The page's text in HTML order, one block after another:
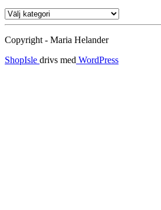
Ämnen
Copyright - Maria Helander
ShopIsle drivs med WordPress